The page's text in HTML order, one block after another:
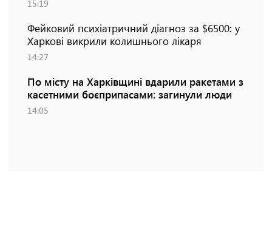
15:19
Фейковий психіатричний діагноз за $6500: у
Харкові викрили колишнього лікаря
14:27
По місту на Харківщині вдарили ракетами з
касетними боєприпасами: загинули люди
14:05